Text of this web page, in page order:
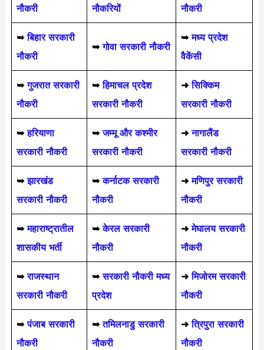
नौकरी
नौकरियों
नौकरी
➥बिहार सरकारी
नौकरी
➥गोवा सरकारी नौकरी
➥ मध्य प्रदेश
वैकेंसी
➥ गुजरात सरकारी
नौकरी
➥हिमाचल प्रदेश
सरकारी नौकरी
➜ सिक्किम
सरकारी नौकरी
➥हरियाणा
सरकारी नौकरी
➥जम्मू और कश्मीर
सरकारी नौकरी
➜ नागालैंड
सरकारी नौकरी
➥ झारखंड
सरकारी नौकरी
➥ कर्नाटक सरकारी
नौकरी
➜ मणिपुर सरकारी
नौकरी
➥ महाराष्ट्रातील
शासकीय भर्ती
➥ केरल सरकारी
नौकरी
➜ मेघालय सरकारी
नौकरी
➥ राजस्थान
सरकारी नौकरी
➥सरकारी नौकरी मध्य
प्रदेश
➜मिजोरम सरकारी
नौकरी
➥ पंजाब सरकारी
नौकरी
➥ तमिलनाडु सरकारी
नौकरी
➜ त्रिपुरा सरकारी
नौकरी